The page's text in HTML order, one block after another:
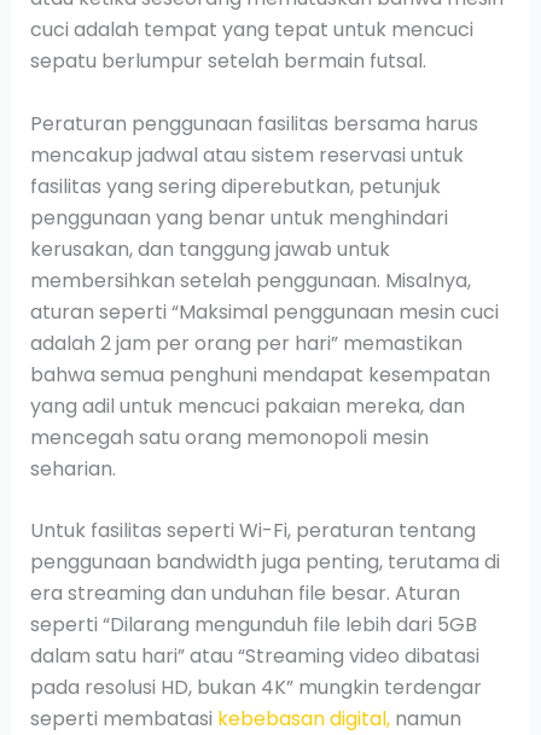
cuci adalah tempat yang tepat untuk mencuci
sepatu berlumpur setelah bermain futsal.
Peraturan penggunaan fasilitas bersama harus
mencakup jadwal atau sistem reservasi untuk
fasilitas yang sering diperebutkan, petunjuk
penggunaan yang benar untuk menghindari
kerusakan, dan tanggung jawab untuk
membersihkan setelah penggunaan. Misalnya,
aturan seperti “Maksimal penggunaan mesin cuci
adalah 2 jam per orang per hari” memastikan
bahwa semua penghuni mendapat kesempatan
yang adil untuk mencuci pakaian mereka, dan
mencegah satu orang memonopoli mesin
seharian.
Untuk fasilitas seperti Wi-Fi, peraturan tentang
penggunaan bandwidth juga penting, terutama di
era streaming dan unduhan file besar. Aturan
seperti “Dilarang mengunduh file lebih dari 5GB
dalam satu hari” atau “Streaming video dibatasi
pada resolusi HD, bukan 4K” mungkin terdengar
seperti membatasi kebebasan digital,namun